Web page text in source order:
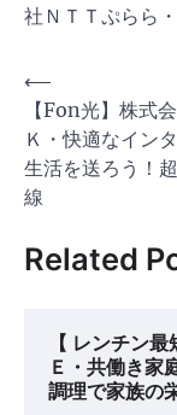
社ＮＴＴぷらら
投
稿
ナ
ビ
ー
ン
⟵
【Fon光】株式
Ｋ・快適なイン
生活を送ろう！
線
Related
【 レンチン
Ｅ・共働き家
調理で家族の